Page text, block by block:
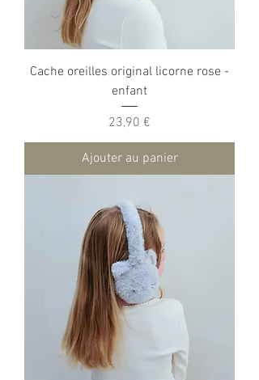
Cache oreilles original licorne rose -
enfant
Prix
23,90 €
Ajouter au panier